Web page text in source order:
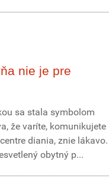
nie je pre
sa stala symbolom
že varíte, komunikujete
diania, znie lákavo.
obytný p...